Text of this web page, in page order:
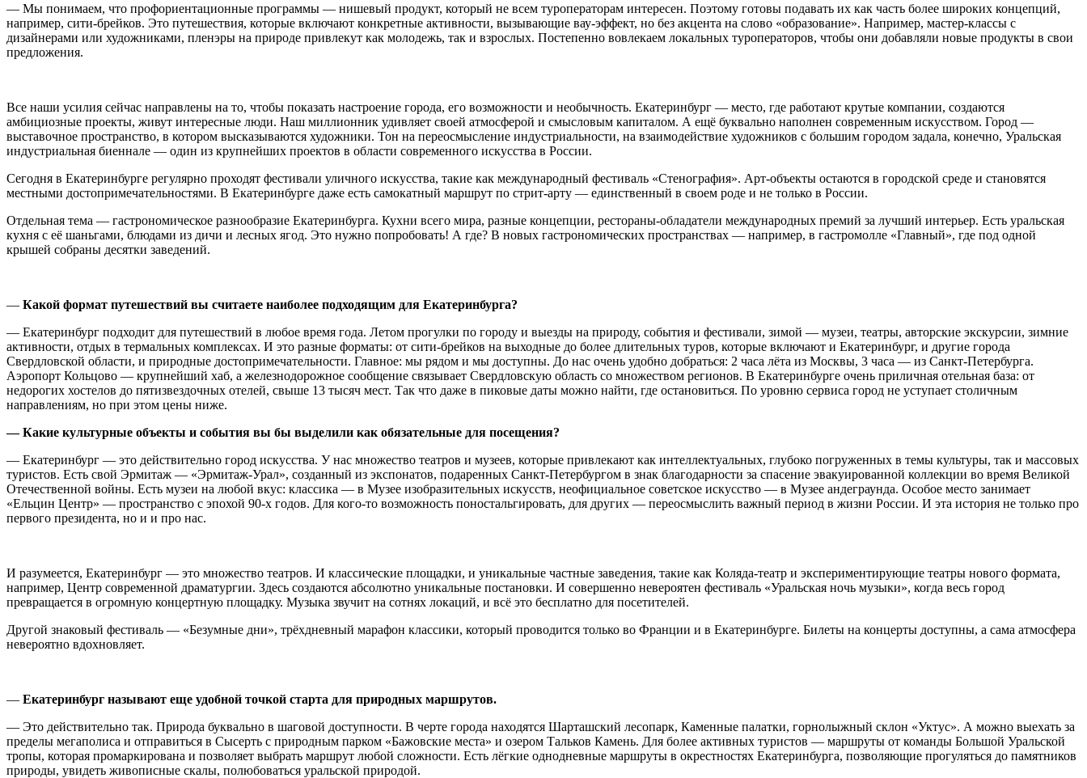
— Мы понимаем, что профориентационные программы — нишевый продукт, который не всем туроператорам интересен. Поэтому готовы подавать их как часть более широких концепций,
например, сити-брейков. Это путешествия, которые включают конкретные активности, вызывающие вау-эффект, но без акцента на слово «образование». Например, мастер-классы с
дизайнерами или художниками, пленэры на природе привлекут как молодежь, так и взрослых. Постепенно вовлекаем локальных туроператоров, чтобы они добавляли новые продукты в свои
предложения.
Все наши усилия сейчас направлены на то, чтобы показать настроение города, его возможности и необычность. Екатеринбург — место, где работают крутые компании, создаются
амбициозные проекты, живут интересные люди. Наш миллионник удивляет своей атмосферой и смысловым капиталом. А ещё буквально наполнен современным искусством. Город —
выставочное пространство, в котором высказываются художники. Тон на переосмысление индустриальности, на взаимодействие художников с большим городом задала, конечно, Уральская
индустриальная биеннале — один из крупнейших проектов в области современного искусства в России.
Сегодня в Екатеринбурге регулярно проходят фестивали уличного искусства, такие как международный фестиваль «Стенография». Арт-объекты остаются в городской среде и становятся
местными достопримечательностями. В Екатеринбурге даже есть самокатный маршрут по стрит-арту — единственный в своем роде и не только в России.
Отдельная тема — гастрономическое разнообразие Екатеринбурга. Кухни всего мира, разные концепции, рестораны-обладатели международных премий за лучший интерьер. Есть уральская
кухня с её шаньгами, блюдами из дичи и лесных ягод. Это нужно попробовать! А где? В новых гастрономических пространствах — например, в гастромолле «Главный», где под одной
крышей собраны десятки заведений.
— Какой формат путешествий вы считаете наиболее подходящим для Екатеринбурга?
— Екатеринбург подходит для путешествий в любое время года. Летом прогулки по городу и выезды на природу, события и фестивали, зимой — музеи, театры, авторские экскурсии, зимние
активности, отдых в термальных комплексах. И это разные форматы: от сити-брейков на выходные до более длительных туров, которые включают и Екатеринбург, и другие города
Свердловской области, и природные достопримечательности. Главное: мы рядом и мы доступны. До нас очень удобно добраться: 2 часа лёта из Москвы, 3 часа — из Санкт-Петербурга.
Аэропорт Кольцово — крупнейший хаб, а железнодорожное сообщение связывает Свердловскую область со множеством регионов. В Екатеринбурге очень приличная отельная база: от
недорогих хостелов до пятизвездочных отелей, свыше 13 тысяч мест. Так что даже в пиковые даты можно найти, где остановиться. По уровню сервиса город не уступает столичным
направлениям, но при этом цены ниже.
— Какие культурные объекты и события вы бы выделили как обязательные для посещения?
— Екатеринбург — это действительно город искусства. У нас множество театров и музеев, которые привлекают как интеллектуальных, глубоко погруженных в темы культуры, так и массовых
туристов. Есть свой Эрмитаж — «Эрмитаж-Урал», созданный из экспонатов, подаренных Санкт-Петербургом в знак благодарности за спасение эвакуированной коллекции во время Великой
Отечественной войны. Есть музеи на любой вкус: классика — в Музее изобразительных искусств, неофициальное советское искусство — в Музее андеграунда. Особое место занимает
«Ельцин Центр» — пространство с эпохой 90-х годов. Для кого-то возможность поностальгировать, для других — переосмыслить важный период в жизни России. И эта история не только про
первого президента, но и и про нас.
И разумеется, Екатеринбург — это множество театров. И классические площадки, и уникальные частные заведения, такие как Коляда-театр и экспериментирующие театры нового формата,
например, Центр современной драматургии. Здесь создаются абсолютно уникальные постановки. И совершенно невероятен фестиваль «Уральская ночь музыки», когда весь город
превращается в огромную концертную площадку. Музыка звучит на сотнях локаций, и всё это бесплатно для посетителей.
Другой знаковый фестиваль — «Безумные дни», трёхдневный марафон классики, который проводится только во Франции и в Екатеринбурге. Билеты на концерты доступны, а сама атмосфера
невероятно вдохновляет.
— Екатеринбург называют еще удобной точкой старта для природных маршрутов.
— Это действительно так. Природа буквально в шаговой доступности. В черте города находятся Шарташский лесопарк, Каменные палатки, горнолыжный склон «Уктус». А можно выехать за
пределы мегаполиса и отправиться в Сысерть с природным парком «Бажовские места» и озером Тальков Камень. Для более активных туристов — маршруты от команды Большой Уральской
тропы, которая промаркирована и позволяет выбрать маршрут любой сложности. Есть лёгкие однодневные маршруты в окрестностях Екатеринбурга, позволяющие прогуляться до памятников
природы, увидеть живописные скалы, полюбоваться уральской природой.